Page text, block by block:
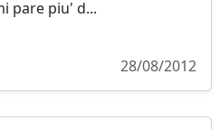
pare piu' d...
28/08/2012